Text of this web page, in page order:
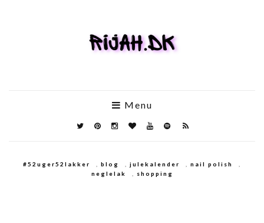
Menu
#52uger52lakker , blog , julekalender , nail polish
,
neglelak
, shopping